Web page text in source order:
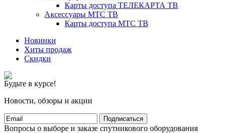
Карты доступа ТЕЛЕКАРТА ТВ
Аксессуары МТС ТВ
Карты доступа МТС ТВ
Новинки
Хиты продаж
Скидки
Будьте в курсе!
Новости, обзоры и акции
Подписаться
Вопросы о выборе и заказе спутникового оборудования